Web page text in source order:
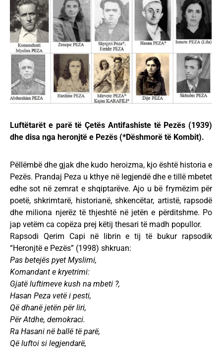
Luftëtarët e parë të Çetës Antifashiste të Pezës (1939)
dhe disa nga heronjtë e Pezës (*Dëshmorë të Kombit).
Pëllëmbë dhe gjak dhe kudo heroizma, kjo është historia e
Pezës. Prandaj Peza u kthye në legjendë dhe e tillë mbetet
edhe sot në zemrat e shqiptarëve. Ajo u bë frymëzim për
poetë, shkrimtarë, historianë, shkencëtar, artistë, rapsodë
dhe miliona njerëz të thjeshtë në jetën e përditshme. Po
jap vetëm ca copëza prej këtij thesari të madh popullor.
Rapsodi Qerim Capi në librin e tij të bukur rapsodik
“Heronjtë e Pezës” (1998) shkruan:
Pas betejës pyet Myslimi,
Komandant e kryetrimi:
Gjatë luftimeve kush na mbeti ?,
Hasan Peza vetë i pesti,
Që dhanë jetën për liri,
Për Atdhe, demokraci.
Ra Hasani në ballë të parë,
Që luftoi si legjendarë,